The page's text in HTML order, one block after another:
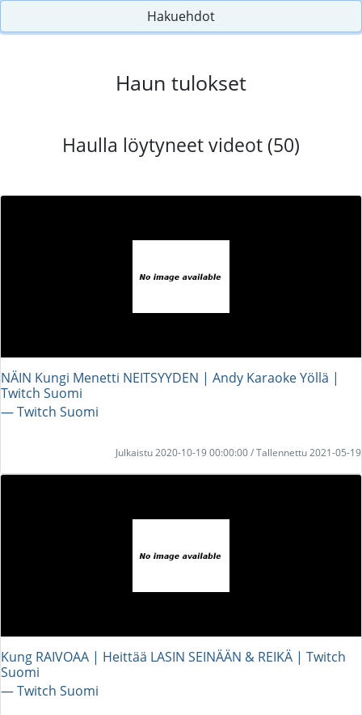
Hakuehdot
Haun tulokset
Haulla löytyneet videot (50)
NÄIN Kungi Menetti NEITSYYDEN | Andy Karaoke Yöllä |
Twitch Suomi
― Twitch Suomi
Julkaistu 2020-10-19 00:00:00 / Tallennettu 2021-05-19
Kung RAIVOAA | Heittää LASIN SEINÄÄN & REIKÄ | Twitch
Suomi
― Twitch Suomi